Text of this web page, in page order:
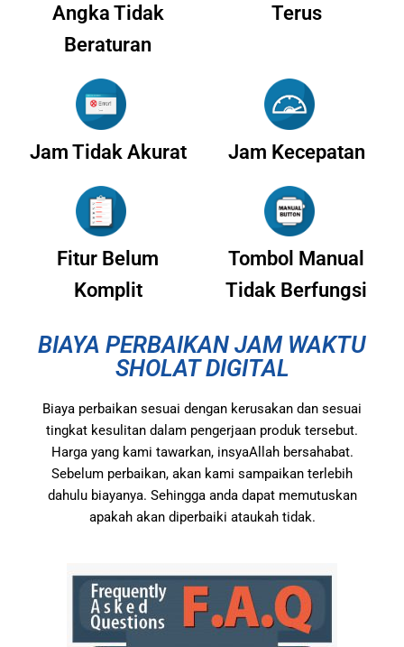
Angka Tidak
Beraturan
Terus
Jam Tidak Akurat Jam Kecepatan
Fitur Belum
Komplit
Tombol Manual
Tidak Berfungsi
BIAYA PERBAIKAN JAM WAKTU
SHOLAT DIGITAL
Biaya perbaikan sesuai dengan kerusakan dan sesuai
tingkat kesulitan dalam pengerjaan produk tersebut.
Harga yang kami tawarkan, insyaAllah bersahabat.
Sebelum perbaikan, akan kami sampaikan terlebih
dahulu biayanya. Sehingga anda dapat memutuskan
apakah akan diperbaiki ataukah tidak.